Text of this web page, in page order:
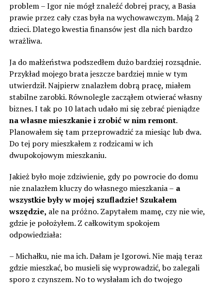
problem – Igor nie mógł znaleźć dobrej pracy, a Basia
prawie przez cały czas była na wychowawczym. Mają 2
dzieci. Dlatego kwestia finansów jest dla nich bardzo
wrażliwa.
Ja do małżeństwa podszedłem dużo bardziej rozsądnie.
Przykład mojego brata jeszcze bardziej mnie w tym
utwierdził. Najpierw znalazłem dobrą pracę, miałem
stabilne zarobki. Równolegle zacząłem otwierać własny
biznes. I tak po 10 latach udało mi się zebrać pieniądze
na własne mieszkanie i zrobić w nim remont.
Planowałem się tam przeprowadzić za miesiąc lub dwa.
Do tej pory mieszkałem z rodzicami w ich
dwupokojowym mieszkaniu.
Jakież było moje zdziwienie, gdy po powrocie do domu
nie znalazłem kluczy do własnego mieszkania – a
wszystkie były w mojej szufladzie! Szukałem
wszędzie, ale na próżno. Zapytałem mamę, czy nie wie,
gdzie je położyłem. Z całkowitym spokojem
odpowiedziała:
– Michałku, nie ma ich. Dałam je Igorowi. Nie mają teraz
gdzie mieszkać, bo musieli się wyprowadzić, bo zalegali
sporo z czynszem. No to wysłałam ich do twojego